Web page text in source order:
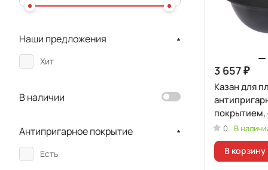
3 657 ₽
Казан для
покрытием,
0 В
В корзину
Наши предложения
Хит
В наличии
Антипригарное покрытие
Есть